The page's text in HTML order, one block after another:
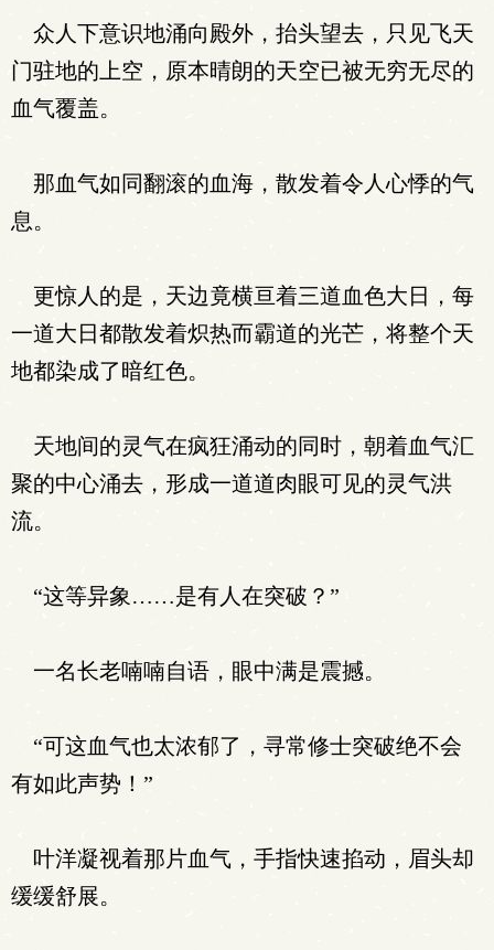
众人下意识地涌向殿外，抬头望去，只见飞天
门驻地的上空，原本晴朗的天空已被无穷无尽的
血气覆盖。
那血气如同翻滚的血海，散发着令人心悸的气
息。
更惊人的是，天边竟横亘着三道血色大日，每
一道大日都散发着炽热而霸道的光芒，将整个天
地都染成了暗红色。
天地间的灵气在疯狂涌动的同时，朝着血气汇
聚的中心涌去，形成一道道肉眼可见的灵气洪
流。
“这等异象……是有人在突破？”
一名长老喃喃自语，眼中满是震撼。
“可这血气也太浓郁了，寻常修士突破绝不会
有如此声势！”
叶洋凝视着那片血气，手指快速掐动，眉头却
缓缓舒展。